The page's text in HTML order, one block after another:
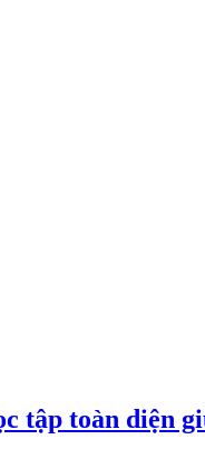
tập toàn diện